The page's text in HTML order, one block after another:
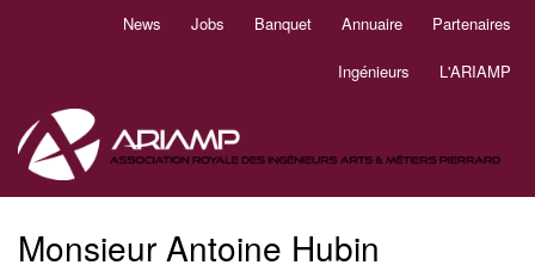
News Jobs Banquet Annuaire Partenaires
Ingénieurs L'ARIAMP
Monsieur Antoine Hubin